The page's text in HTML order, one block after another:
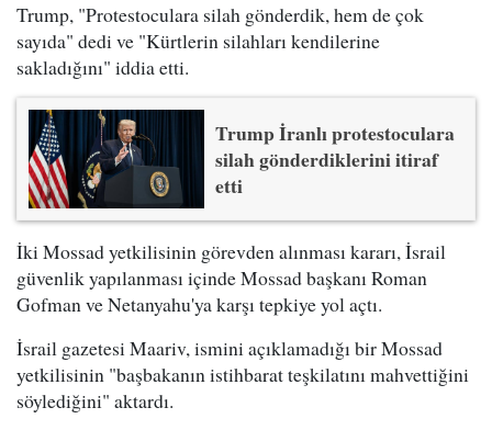
Trump, "Protestoculara silah gönderdik, hem de çok
sayıda" dedi ve "Kürtlerin silahları kendilerine
sakladığını" iddia etti.
Trump İranlı protestoculara
silah gönderdiklerini itiraf
etti
İki Mossad yetkilisinin görevden alınması kararı, İsrail
güvenlik yapılanması içinde Mossad başkanı Roman
Gofman ve Netanyahu'ya karşı tepkiye yol açtı.
İsrail gazetesi Maariv, ismini açıklamadığı bir Mossad
yetkilisinin "başbakanın istihbarat teşkilatını mahvettiğini
söylediğini" aktardı.